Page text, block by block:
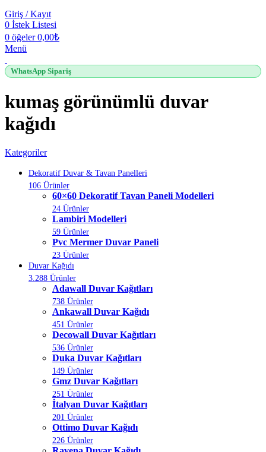
Giriş / Kayıt
0 İstek Listesi
0 öğeler 0,00₺
Menü
WhatsApp Sipariş
kumaş görünümlü duvar
kağıdı
Kategoriler
Dekoratif Duvar & Tavan Panelleri
106 Ürünler
60×60 Dekoratif Tavan Paneli Modelleri
24 Ürünler
Lambiri Modelleri
59 Ürünler
Pvc Mermer Duvar Paneli
23 Ürünler
Duvar Kağıdı
3.288 Ürünler
Adawall Duvar Kağıtları
738 Ürünler
Ankawall Duvar Kağıdı
451 Ürünler
Decowall Duvar Kağıtları
536 Ürünler
Duka Duvar Kağıtları
149 Ürünler
Gmz Duvar Kağıtları
251 Ürünler
İtalyan Duvar Kağıtları
201 Ürünler
Ottimo Duvar Kağıdı
226 Ürünler